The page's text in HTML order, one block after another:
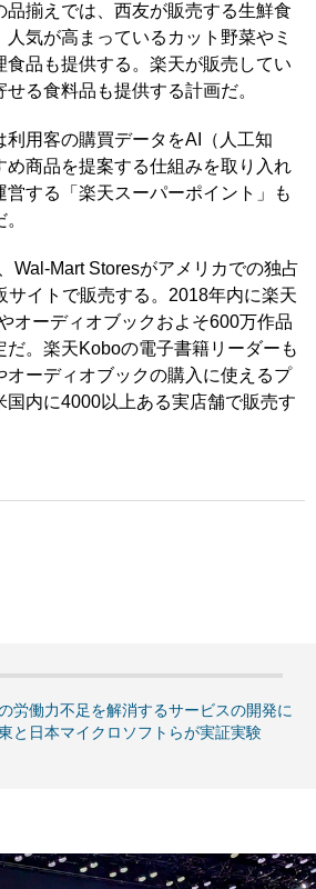
品揃えでは、西友が販売する生鮮食
気が高まっているカット野菜やミ
食品も提供する。楽天が販売してい
る食料品も提供する計画だ。
用客の購買データをAI（人工知
め商品を提案する仕組みを取り入れ
営する「楽天スーパーポイント」も
Wal-Mart Storesがアメリカでの独占
サイトで販売する。2018年内に楽天
オーディオブックおよそ600万作品
だ。楽天Koboの電子書籍リーダーも
オーディオブックの購入に使えるプ
国内に4000以上ある実店舗で販売す
労働力不足を解消するサービスの開発に
と日本マイクロソフトらが実証実験